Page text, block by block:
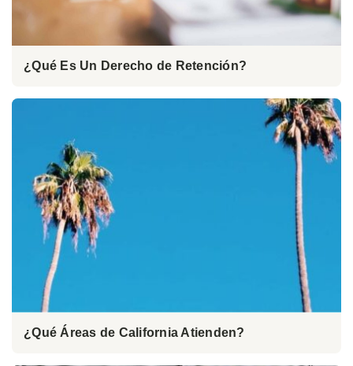
¿Qué Es Un Derecho de Retención?
¿Qué Áreas de California Atienden?